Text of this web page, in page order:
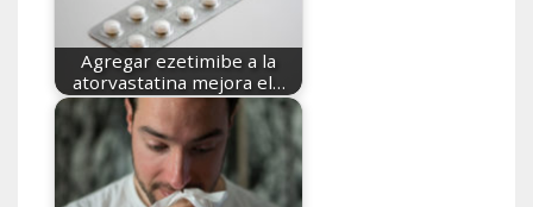
Agregar ezetimibe a la
atorvastatina mejora el…